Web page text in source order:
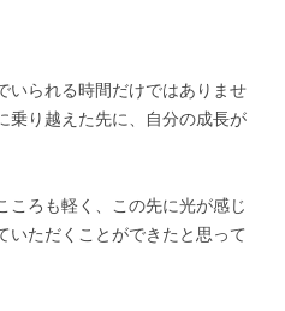
いられる時間だけではありませ
乗り越えた先に、自分の成長が
ころも軽く、この先に光が感じ
いただくことができたと思って